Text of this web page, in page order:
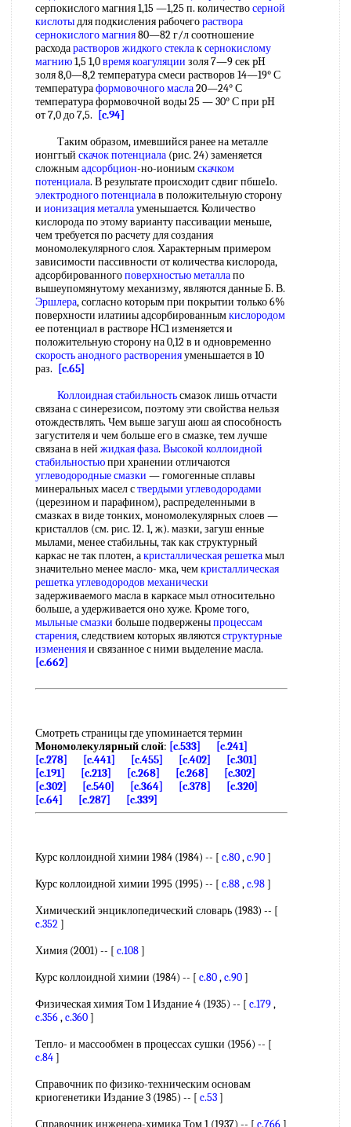
серпокислого магния 1,15 —1,25 п. количествосерной
кислотыдля подкисления рабочегораствора
сернокислого магния80—82 г/л соотношение
расходарастворов жидкого стеклаксернокислому
магнию1,5 1,0время коагуляции золя 7—9 сек pH
золя 8,0—8,2 температура смеси растворов 14—19° С
температураформовочного масла20—24° С
температура формовочной воды 25 — 30° С при pH
от 7,0 до 7,5.
[c.94]
Таким образом, имевшийся ранее на металле
ионггый скачок потенциала (рис. 24) заменяется
сложнымадсорбцион-но-иониымскачком
потенциала. В результате происходит сдвиг пбше1о.
электродного потенциалав положительную сторону
и ионизация металлауменьшается. Количество
кислорода по этому варианту пассивации меньше,
чем требуется по расчету для создания
мономолекулярного слоя. Характерным примером
зависимости пассивности от количества кислорода,
адсорбированногоповерхностью металлапо
вышеупомянутому механизму, являются данные Б. В.
Эршлера, согласно которым при покрытии только 6%
поверхности илатииы адсорбированнымкислородом
ее потенциал в растворе НС1 изменяется и
положительную сторону на 0,12 в и одновременно
скорость анодного растворенияуменьшается в 10
раз.
[c.65]
Коллоидная стабильностьсмазок лишь отчасти
связана с синерезисом, поэтому эти свойства нельзя
отождествлять. Чем выше загуш аюш ая способность
загустителя и чем больше его в смазке, тем лучше
связана в ней жидкая фаза. Высокой коллоидной
стабильностьюпри хранении отличаются
углеводородные смазки — гомогенные сплавы
минеральных масел ствердыми углеводородами
(церезином и парафином), распределенными в
смазках в виде тонких, мономолекулярных слоев —
кристаллов (см. рис. 12. 1, ж). мазки, загуш енные
мылами, менее стабильны, так как структурный
каркас не так плотен, акристаллическая решеткамыл
значительно менее масло- мка, чемкристаллическая
решеткауглеводородов механически
задерживаемого масла в каркасе мыл относительно
больше, а удерживается оно хуже. Кроме того,
мыльные смазки больше подверженыпроцессам
старения, следствием которых являютсяструктурные
измененияи связанное с ними выделение масла.
[c.662]
Смотреть страницы где упоминается термин
Мономолекулярный слой: [c.533]
[c.241]
[c.278]
[c.441] [c.455] [c.402]
[c.301]
[c.191]
[c.213] [c.268] [c.268]
[c.302]
[c.302]
[c.540] [c.364] [c.378]
[c.320]
[c.64]
[c.287] [c.339]
Курс коллоидной химии 1984 (1984) -- [ c.80,c.90]
Курс коллоидной химии 1995 (1995) -- [ c.88,c.98]
Химический энциклопедический словарь (1983) -- [
c.352]
Химия (2001) -- [ c.108]
Курс коллоидной химии (1984) -- [ c.80,c.90]
Физическая химия Том 1 Издание 4 (1935) -- [ c.179,
c.356,c.360]
Тепло- и массообмен в процессах сушки (1956) -- [
c.84]
Справочник по физико-техническим основам
криогенетики Издание 3 (1985) -- [ c.53]
Справочник инженера-химика Том 1 (1937) -- [ c.766]